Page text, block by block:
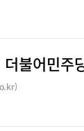
불어민주